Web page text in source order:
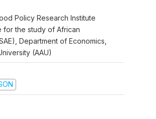
Policy Research Institute
for the study of African
Department of Economics,
(AAU)